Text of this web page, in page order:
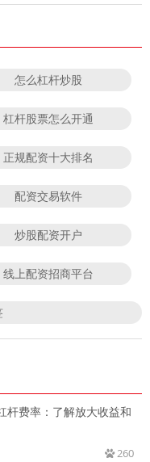
怎么杠杆炒股
杠杆股票怎么开通
正规配资十大排名
配资交易软件
炒股配资开户
线上配资招商平台
杆费率：了解放大收益和
260